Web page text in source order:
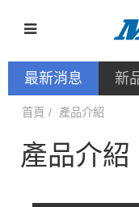
最新消息 新
首頁 產品介紹
產品介紹